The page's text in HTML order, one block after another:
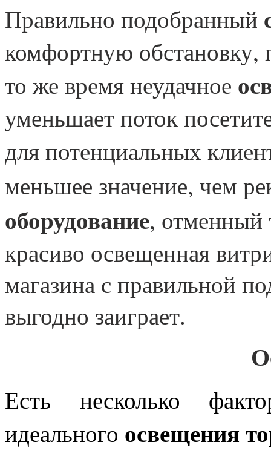
Правильно подобранный
комфортную обстановку,
то же время неудачное
уменьшает поток
для потенциальных
меньшее значение, чем
оборудование, отменный
красиво освещенная
магазина с правильной
выгодно заиграет.
Есть несколько
идеального освещения